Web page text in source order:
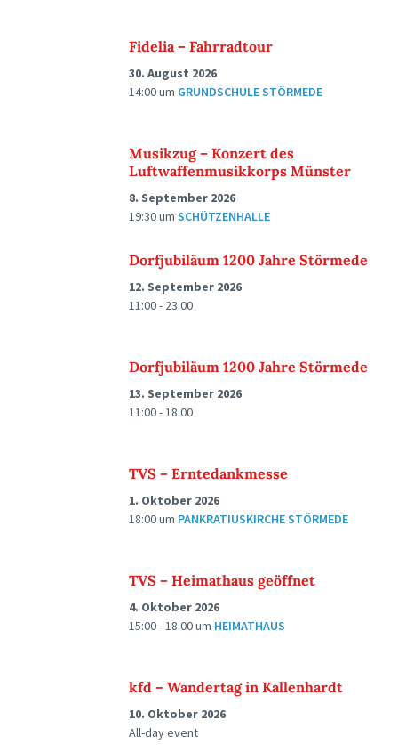
Fidelia – Fahrradtour
30. August 2026
14:00um GRUNDSCHULE STÖRMEDE
Musikzug – Konzert des
Luftwaffenmusikkorps Münster
8. September 2026
19:30um SCHÜTZENHALLE
Dorfjubiläum 1200 Jahre Störmede
12. September 2026
11:00 - 23:00
Dorfjubiläum 1200 Jahre Störmede
13. September 2026
11:00 - 18:00
TVS – Erntedankmesse
1. Oktober 2026
18:00um PANKRATIUSKIRCHE STÖRMEDE
TVS – Heimathaus geöffnet
4. Oktober 2026
15:00 - 18:00um HEIMATHAUS
kfd – Wandertag in Kallenhardt
10. Oktober 2026
All-day event